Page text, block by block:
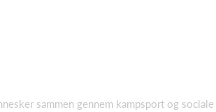
sammen gennem kampsport og